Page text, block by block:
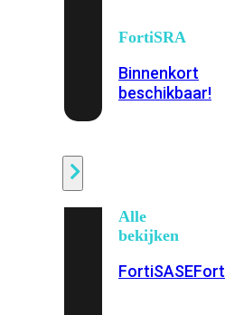
FortiSRA
Binnenkort
beschikbaar!
Alle
bekijken
FortiSASE